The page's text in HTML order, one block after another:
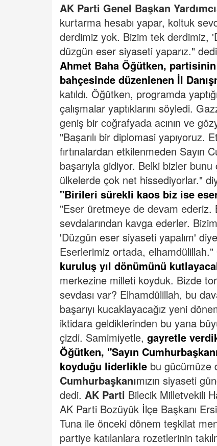
AK Parti Genel Başkan
kurtarma hesabı yapar, koltuk
derdimiz yok. Bizim tek derdimiz,
düzgün eser siyaseti yaparız."
Ahmet Baha Öğütken,
bahçesinde düzenlenen İl
katıldı. Öğütken, programda
çalışmalar yaptıklarını söyledi.
geniş bir coğrafyada acının ve
"Başarılı bir diplomasi yapıyoruz.
fırtınalardan etkilenmeden Sayın
başarıyla gidiyor. Belki bizler
ülkelerde çok net hissediyorlar."
"Birileri sürekli kaos biz ise
"Eser üretmeye de devam ederiz.
sevdalarından kavga ederler.
'Düzgün eser siyaseti yapalım'
Eserlerimiz ortada, elhamdülillah."
kuruluş yıl dönümünü
merkezine milleti koyduk. Bizde
sevdası var? Elhamdülillah, bu
başarıyı kucaklayacağız yeni
iktidara geldiklerinden bu yana
çizdi. Samimiyetle, gayretle
Öğütken, "Sayın
koyduğu liderlikle bu gücümüze
Cumhurbaşkanımızın siyaseti
dedi. AK Parti Bilecik Milletvekili
AK Parti Bozüyük İlçe Başkanı
Tuna ile önceki dönem teşkilat
partiye katılanlara rozetlerinin